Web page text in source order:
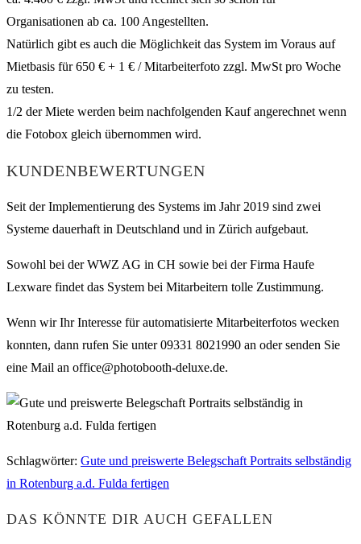
Organisationen ab ca. 100 Angestellten.
Natürlich gibt es auch die Möglichkeit das System im Voraus auf
Mietbasis für 650 € + 1 € / Mitarbeiterfoto zzgl. MwSt pro Woche
zu testen.
1/2 der Miete werden beim nachfolgenden Kauf angerechnet wenn
die Fotobox gleich übernommen wird.
KUNDENBEWERTUNGEN
Seit der Implementierung des Systems im Jahr 2019 sind zwei
Systeme dauerhaft in Deutschland und in Zürich aufgebaut.
Sowohl bei der WWZ AG in CH sowie bei der Firma Haufe
Lexware findet das System bei Mitarbeitern tolle Zustimmung.
Wenn wir Ihr Interesse für automatisierte Mitarbeiterfotos wecken
konnten, dann rufen Sie unter 09331 8021990 an oder senden Sie
eine Mail an office@photobooth-deluxe.de.
Schlagwörter: Gute und preiswerte Belegschaft Portraits selbständig
in Rotenburg a.d. Fulda fertigen
DAS KÖNNTE DIR AUCH GEFALLEN